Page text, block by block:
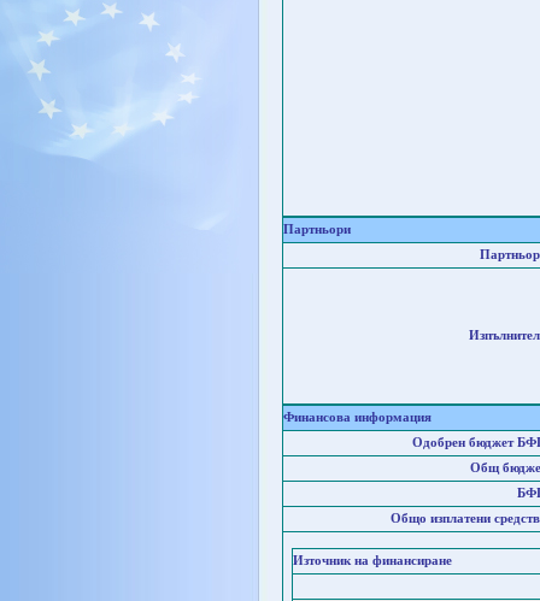
Партньори
Финансова информация
Одобрен бюджет
Общ
Общо изплатени
Източник на финансиране